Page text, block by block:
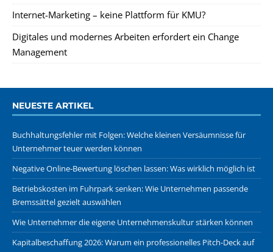
Internet-Marketing – keine Plattform für KMU?
Digitales und modernes Arbeiten erfordert ein Change
Management
NEUESTE ARTIKEL
Buchhaltungsfehler mit Folgen: Welche kleinen Versäumnisse für
Unternehmer teuer werden können
Negative Online-Bewertung löschen lassen: Was wirklich möglich ist
Betriebskosten im Fuhrpark senken: Wie Unternehmen passende
Bremssättel gezielt auswählen
Wie Unternehmer die eigene Unternehmenskultur stärken können
Kapitalbeschaffung 2026: Warum ein professionelles Pitch-Deck auf